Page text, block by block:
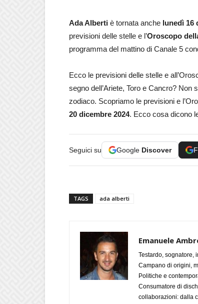
Ada Alberti è tornata anche lunedì 16
previsioni delle stelle e l’Oroscopo
programma del mattino di Canale 5
Ecco le previsioni delle stelle e
segno dell’Ariete, Toro e Cancro?
zodiaco. Scopriamo le previsioni e
20 dicembre 2024. Ecco cosa dicono
Seguici su Google Discover
TAGS ada alberti
Emanuele
Testardo, sognatore,
Campano di origini,
Politiche e
Consumatore di
collaborazioni: dalla